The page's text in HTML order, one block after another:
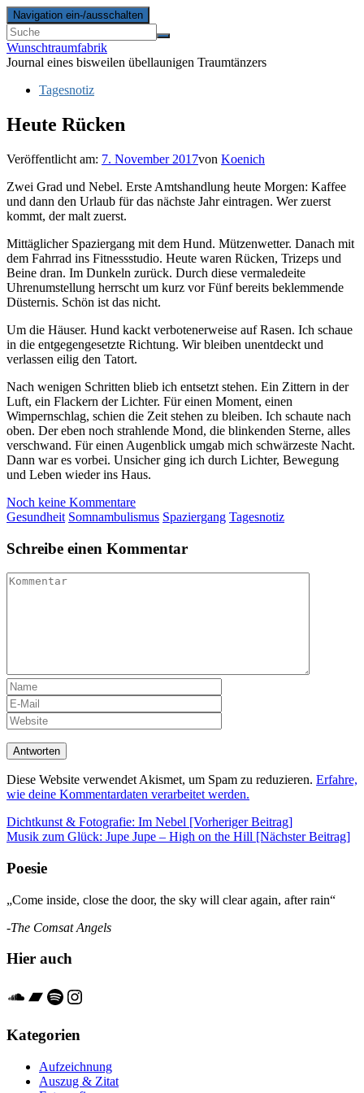
Navigation ein-/ausschalten
Wunschtraumfabrik
Journal eines bisweilen übellaunigen Traumtänzers
Tagesnotiz
Heute Rücken
Veröffentlicht am: 7. November 2017von Koenich
Zwei Grad und Nebel. Erste Amtshandlung heute Morgen: Kaffee
und dann den Urlaub für das nächste Jahr eintragen. Wer zuerst
kommt, der malt zuerst.
Mittäglicher Spaziergang mit dem Hund. Mützenwetter. Danach mit
dem Fahrrad ins Fitnessstudio. Heute waren Rücken, Trizeps und
Beine dran. Im Dunkeln zurück. Durch diese vermaledeite
Uhrenumstellung herrscht um kurz vor Fünf bereits beklemmende
Düsternis. Schön ist das nicht.
Um die Häuser. Hund kackt verbotenerweise auf Rasen. Ich schaue
in die entgegengesetzte Richtung. Wir bleiben unentdeckt und
verlassen eilig den Tatort.
Nach wenigen Schritten blieb ich entsetzt stehen. Ein Zittern in der
Luft, ein Flackern der Lichter. Für einen Moment, einen
Wimpernschlag, schien die Zeit stehen zu bleiben. Ich schaute nach
oben. Der eben noch strahlende Mond, die blinkenden Sterne, alles
verschwand. Für einen Augenblick umgab mich schwärzeste Nacht.
Dann war es vorbei. Unsicher ging ich durch Lichter, Bewegung
und Leben wieder ins Haus.
Noch keine Kommentare
Gesundheit Somnambulismus Spaziergang Tagesnotiz
Schreibe einen Kommentar
Diese Website verwendet Akismet, um Spam zu reduzieren. Erfahre,
wie deine Kommentardaten verarbeitet werden.
Beitrags-
Navigation
Dichtkunst & Fotografie: Im Nebel [Vorheriger Beitrag]
Musik zum Glück: Jupe Jupe – High on the Hill [Nächster Beitrag]
Poesie
„Come inside, close the door, the sky will clear again, after rain“
-The Comsat Angels
Hier auch
Soundcloud
Bandcamp
Spotify
Instagram
Kategorien
Aufzeichnung
Auszug & Zitat